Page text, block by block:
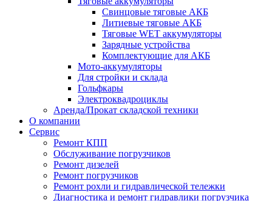
Свинцовые тяговые АКБ
Литиевые тяговые АКБ
Тяговые WET аккумуляторы
Зарядные устройства
Комплектующие для АКБ
Мото-аккумуляторы
Для стройки и склада
Гольфкары
Электроквадроциклы
Аренда/Прокат складской техники
О компании
Сервис
Ремонт КПП
Обслуживание погрузчиков
Ремонт дизелей
Ремонт погрузчиков
Ремонт рохли и гидравлической тележки
Диагностика и ремонт гидравлики погрузчика